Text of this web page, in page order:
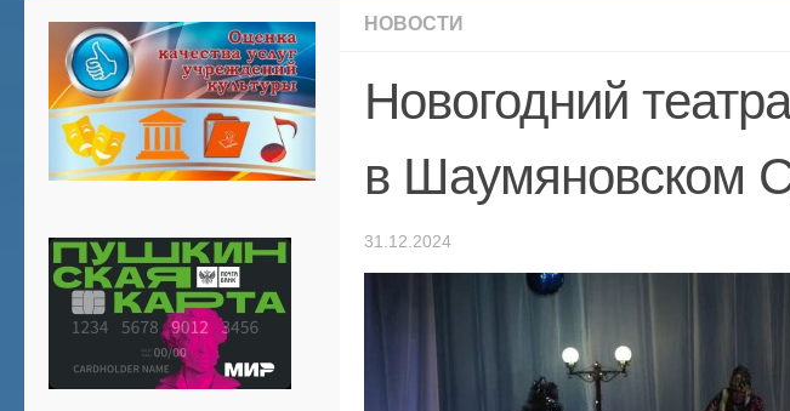
НОВОСТИ
Новогодний
в Шаумяновском
31.12.2024